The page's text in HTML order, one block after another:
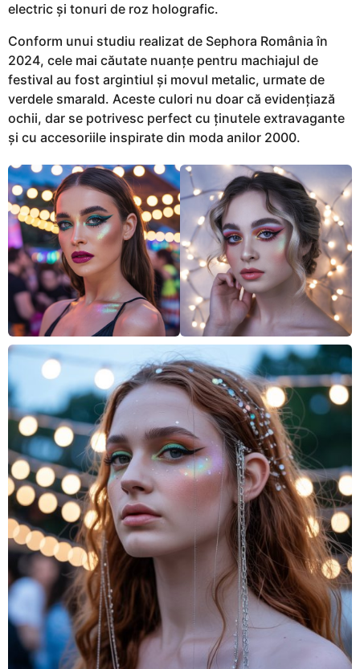
electric și tonuri de roz holografic.
Conform unui studiu realizat de Sephora România în
2024, cele mai căutate nuanțe pentru machiajul de
festival au fost argintiul și movul metalic, urmate de
verdele smarald. Aceste culori nu doar că evidențiază
ochii, dar se potrivesc perfect cu ținutele extravagante
și cu accesoriile inspirate din moda anilor 2000.